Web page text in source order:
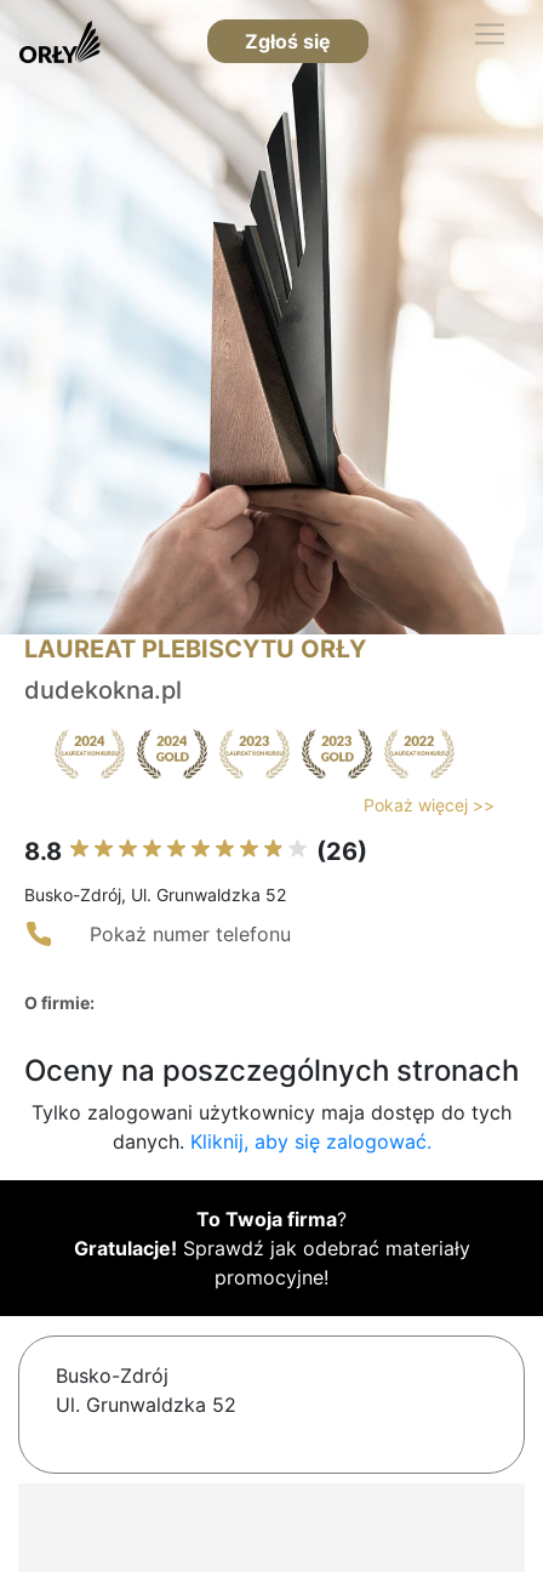
Zgłoś się
LAUREAT PLEBISCYTU ORŁY
dudekokna.pl
Pokaż więcej >>
8.8 (26)
Busko-Zdrój, Ul. Grunwaldzka 52
Pokaż numer telefonu
O firmie:
Oceny na poszczególnych stronach
Tylko zalogowani użytkownicy maja dostęp do tych
danych. Kliknij, aby się zalogować.
To Twoja firma?
Gratulacje! Sprawdź jak odebrać materiały
promocyjne!
Busko-Zdrój
Ul. Grunwaldzka 52